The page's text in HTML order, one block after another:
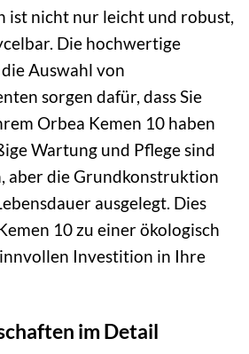
ist nicht nur leicht und robust,
Die hochwertige
Auswahl von
sorgen dafür, dass Sie
Orbea Kemen 10 haben
Wartung und Pflege sind
aber die Grundkonstruktion
ausgelegt. Dies
10 zu einer ökologisch
Investition in Ihre
im Detail